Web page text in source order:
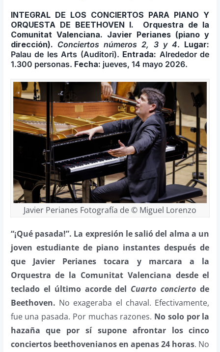
INTEGRAL DE LOS CONCIERTOS PARA PIANO Y
ORQUESTA DE BEETHOVEN I.
Orquestra de la
Comunitat Valenciana. Javier Perianes (piano y
dirección). Conciertos números 2, 3 y 4. Lu­gar:
Palau de les Arts (Auditori). Entrada: Alrededor de
1.300 personas. Fecha: jueves, 14 mayo 2026.
Javier Perianes Fotografía de © Miguel Lorenzo
“¡Qué pasada!”. La expresión le salió del alma a un
joven estudiante de piano instantes después de
que Javier Perianes tocara y marcara a la
Orquestra de la Comunitat Valenciana desde el
teclado el último acorde del Cuarto concierto de
Beethoven. No exageraba el chaval. Efectivamente,
fue una pasada. Por muchas razones. No solo por la
hazaña que por sí supone afrontar los cinco
conciertos beethovenianos en apenas 24 horas. No